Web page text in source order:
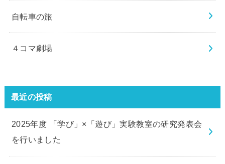
自転車の旅
４コマ劇場
最近の投稿
2025年度 「学び」×「遊び」実験教室の研究発表会
を行いました